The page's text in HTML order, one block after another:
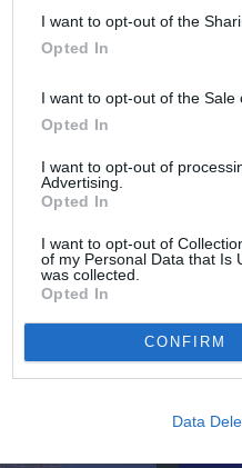
I want to opt-out of the
Opted In
I want to opt-out of the Sale
Opted In
I want to opt-out of
Advertising.
Opted In
I want to opt-out of
of my Personal Data that Is
was collected.
Opted In
CONFIRM
Data
O